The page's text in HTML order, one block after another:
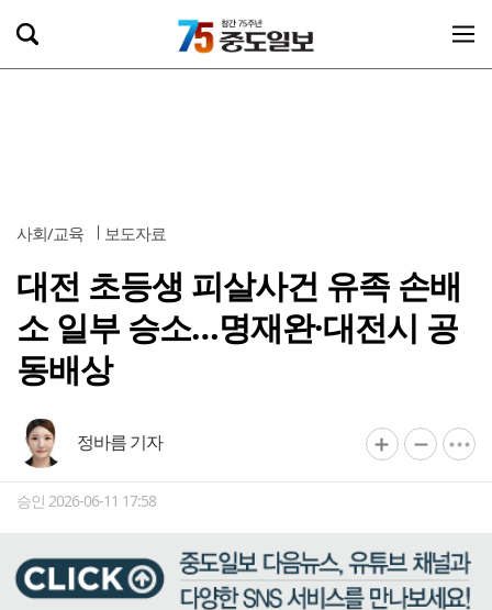
사회/교육 보도자료
대전 초등생 피살사건 유족 손배
소 일부 승소…명재완·대전시 공
동배상
정바름 기자
승인 2026-06-11 17:58